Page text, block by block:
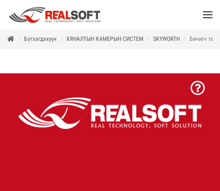
Бүтээгдэхүүн ХЯНАЛТЫН КАМЕРЫН СИСТЕМ SKYWORTH Бичигч